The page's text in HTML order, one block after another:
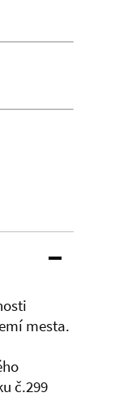
mesta.
č.299